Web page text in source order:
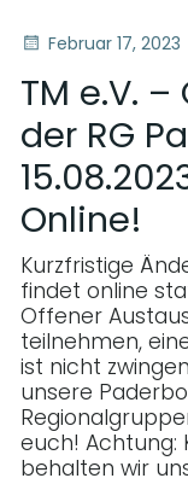
Februar 17, 2023
TM e.V.
der RG
Online!
Kurzfristige
findet online
Offener
teilnehmen,
ist nicht
unsere
euch! Achtung:
behalten wir